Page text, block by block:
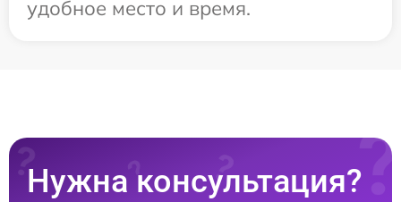
удобное место и время.
Нужна консультация?